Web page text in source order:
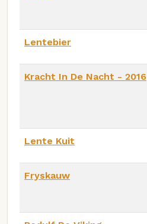
Lentebier
Kracht In De Nacht - 2016
Lente Kuit
Fryskauw